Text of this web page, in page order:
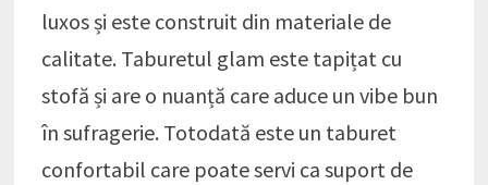
luxos și este construit din materiale de
calitate. Taburetul glam este tapițat cu
stofă și are o nuanță care aduce un vibe bun
în sufragerie. Totodată este un taburet
confortabil care poate servi ca suport de